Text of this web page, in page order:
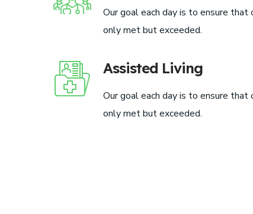
Our goal each day is to ensure that
only met but exceeded.
Assisted Living
Our goal each day is to ensure that
only met but exceeded.